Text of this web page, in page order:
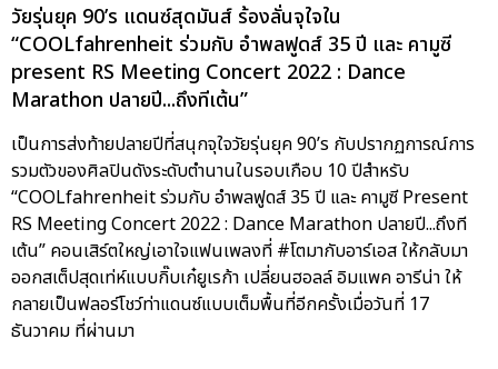
วัยรุ่นยุค 90’s แดนซ์สุดมันส์ ร้องลั่นจุใจใน
“COOLfahrenheit ร่วมกับ อำพลฟูดส์ 35 ปี และ คามูซี
present RS Meeting Concert 2022 : Dance
Marathon ปลายปี...ถึงทีเต้น”
เป็นการส่งท้ายปลายปีที่สนุกจุใจวัยรุ่นยุค 90’s กับปรากฏการณ์การ
รวมตัวของศิลปินดังระดับตำนานในรอบเกือบ 10 ปีสำหรับ
“COOLfahrenheit ร่วมกับ อำพลฟูดส์ 35 ปี และ คามูซี Present
RS Meeting Concert 2022 : Dance Marathon ปลายปี...ถึงที
เต้น” คอนเสิร์ตใหญ่เอาใจแฟนเพลงที่ #โตมากับอาร์เอส ให้กลับมา
ออกสเต็ปสุดเท่ห์แบบกิ๊บเก๋ยูเรก้า เปลี่ยนฮอลล์ อิมแพค อารีน่า ให้
กลายเป็นฟลอร์โชว์ท่าแดนซ์แบบเต็มพื้นที่อีกครั้งเมื่อวันที่ 17
ธันวาคม ที่ผ่านมา